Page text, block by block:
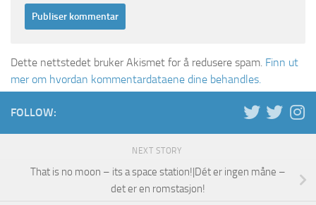
Dette nettstedet bruker Akismet for å redusere spam. Finn ut
mer om hvordan kommentardataene dine behandles.
FOLLOW:
NEXT STORY
That is no moon – its a space station!|Dét er ingen måne –
det er en romstasjon!